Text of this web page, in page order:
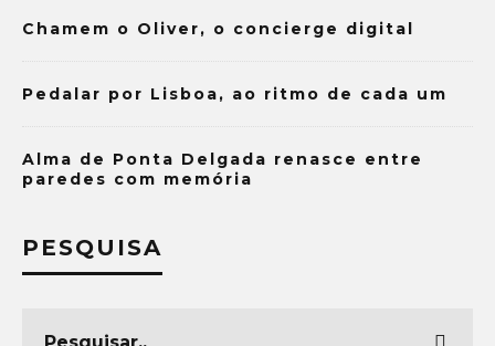
Chamem o Oliver, o concierge digital
Pedalar por Lisboa, ao ritmo de cada um
Alma de Ponta Delgada renasce entre
paredes com memória
PESQUISA